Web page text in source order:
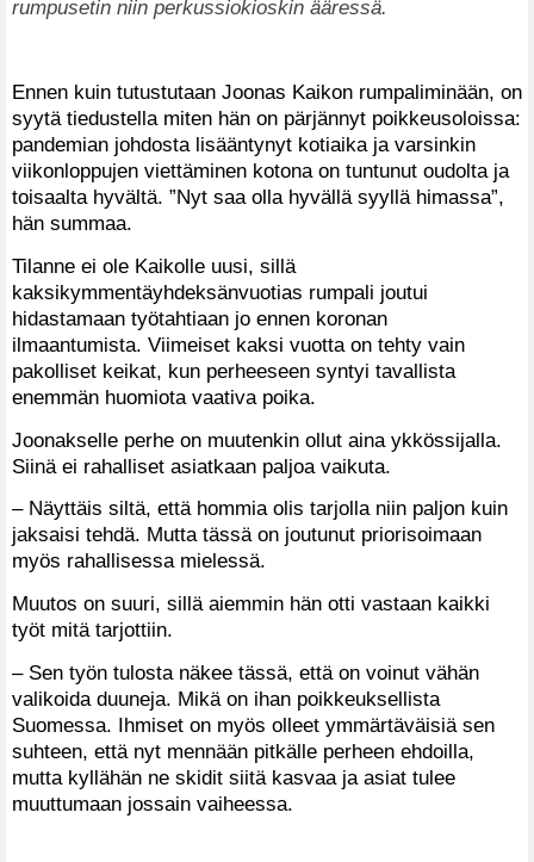
rumpusetin niin perkussiokioskin ääressä.
Ennen kuin tutustutaan Joonas Kaikon rumpaliminään, on
syytä tiedustella miten hän on pärjännyt poikkeusoloissa:
pandemian johdosta lisääntynyt kotiaika ja varsinkin
viikonloppujen viettäminen kotona on tuntunut oudolta ja
toisaalta hyvältä. ”Nyt saa olla hyvällä syyllä himassa”,
hän summaa.
Tilanne ei ole Kaikolle uusi, sillä
kaksikymmentäyhdeksänvuotias rumpali joutui
hidastamaan työtahtiaan jo ennen koronan
ilmaantumista. Viimeiset kaksi vuotta on tehty vain
pakolliset keikat, kun perheeseen syntyi tavallista
enemmän huomiota vaativa poika.
Joonakselle perhe on muutenkin ollut aina ykkössijalla.
Siinä ei rahalliset asiatkaan paljoa vaikuta.
– Näyttäis siltä, että hommia olis tarjolla niin paljon kuin
jaksaisi tehdä. Mutta tässä on joutunut priorisoimaan
myös rahallisessa mielessä.
Muutos on suuri, sillä aiemmin hän otti vastaan kaikki
työt mitä tarjottiin.
– Sen työn tulosta näkee tässä, että on voinut vähän
valikoida duuneja. Mikä on ihan poikkeuksellista
Suomessa. Ihmiset on myös olleet ymmärtäväisiä sen
suhteen, että nyt mennään pitkälle perheen ehdoilla,
mutta kyllähän ne skidit siitä kasvaa ja asiat tulee
muuttumaan jossain vaiheessa.